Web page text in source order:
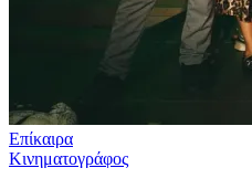
Επίκαιρα
Κινηματογράφος